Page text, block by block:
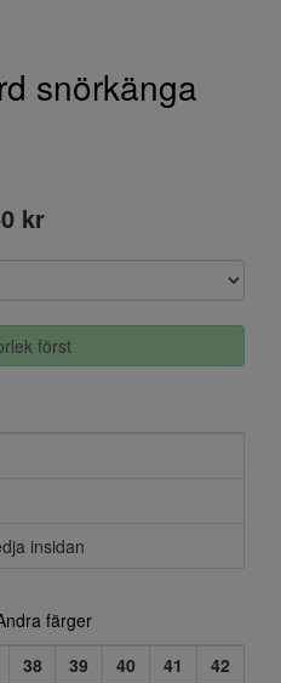
snörkänga
kr
först
insidan
färger
38 39 40 41
42